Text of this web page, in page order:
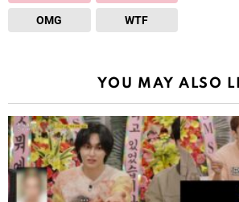
OMG WTF
YOU MAY ALSO